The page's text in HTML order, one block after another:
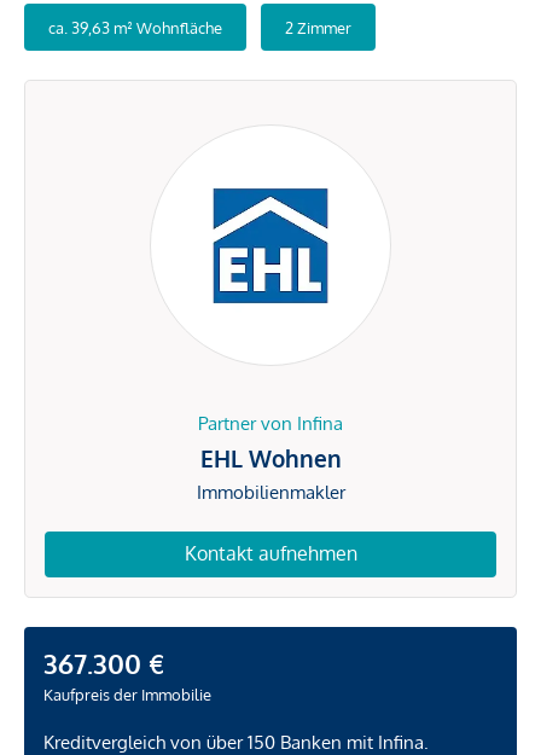
ca. 39,63 m² Wohnfläche 2 Zimmer
Partner von Infina
EHL Wohnen
Immobilienmakler
Kontakt aufnehmen
367.300 €
Kaufpreis der Immobilie
Kreditvergleich von über 150 Banken mit Infina.